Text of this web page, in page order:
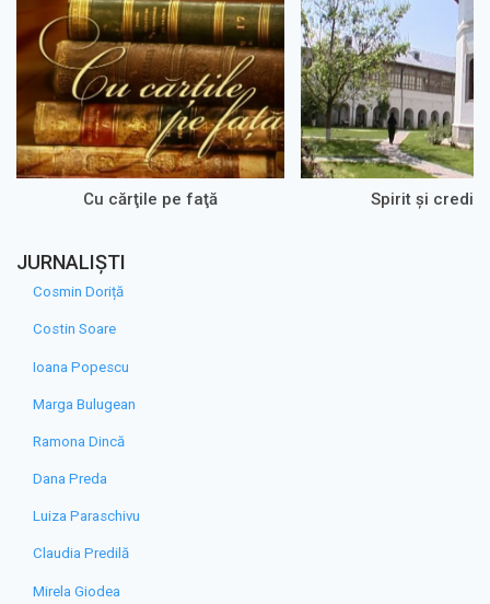
Cu cărţile pe faţă Spirit şi
JURNALIȘTI
Cosmin Doriță
Costin Soare
Ioana Popescu
Marga Bulugean
Ramona Dincă
Dana Preda
Luiza Paraschivu
Claudia Predilă
Mirela Giodea